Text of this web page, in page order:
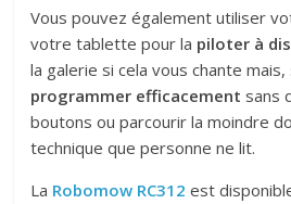
Vous pouvez également utiliser
votre tablette pour la piloter à
la galerie si cela vous chante
programmer efficacement sans
boutons ou parcourir la moindre
technique que personne ne lit.
La Robomow RC312 est